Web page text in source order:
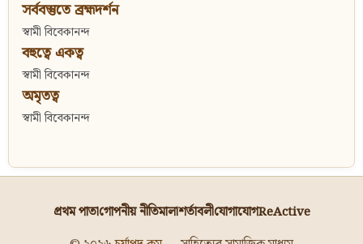
সর্ববস্তুতে ব্রহ্মদর্শন
স্বামী বিবেকানন্দ
বহুত্বে একত্ব
স্বামী বিবেকানন্দ
অমৃতত্ব
স্বামী বিবেকানন্দ
প্রথম পাতাগোপনীয় নীতিমালাশর্তাবলীযোগাযোগReActive